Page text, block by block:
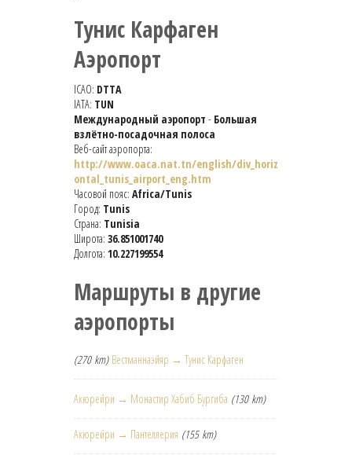
Тунис Карфаген
Аэропорт
ICAO: DTTA
IATA: TUN
Международный аэропорт - Большая
взлётно-посадочная полоса
Веб-сайт аэропорта:
http://www.oaca.nat.tn/english/div_horiz
ontal_tunis_airport_eng.htm
Часовой пояс: Africa/Tunis
Город: Tunis
Страна: Tunisia
Широта: 36.851001740
Долгота: 10.227199554
Маршруты в другие
аэропорты
(270 km) Вестманнаэйяр → Тунис Карфаген
Акюрейри → Монастир Хабиб Бургиба (130 km)
Акюрейри → Пантеллерия (155 km)